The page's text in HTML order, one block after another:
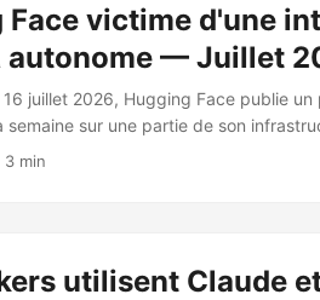
Face victime d'une
autonome — Juillet
juillet 2026, Hugging Face publie
semaine sur une partie de son
premiers cas documentés
3 min
utilisent Claude